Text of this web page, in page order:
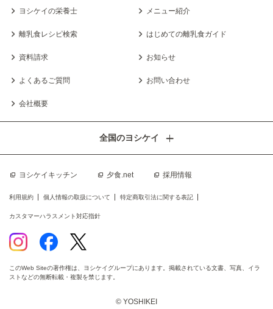
ヨシケイの栄養士 メニュー紹介
離乳食レシピ検索 はじめての離乳食ガイド
資料請求 お知らせ
よくあるご質問 お問い合わせ
会社概要
ヨシケイキッチン 夕食.net 採用情報
全国のヨシケイ
利用規約 個人情報の取扱について 特定商取引法に関する表記
カスタマーハラスメント対応指針
このWeb Siteの著作権は、ヨシケイグループにあります。掲載されている文書、写真、イラ
ストなどの無断転載・複製を禁じます。
© YOSHIKEI